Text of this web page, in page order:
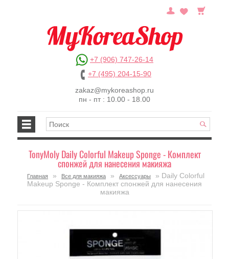
+7 (906) 747-26-14
+7 (495) 204-15-90
zakaz@mykoreashop.ru
пн - пт : 10.00 - 18.00
TonyMoly Daily Colorful Makeup Sponge - Комплект
спонжей для нанесения макияжа
Главная » Все для макияжа » Аксессуары
» Daily Colorful
Makeup Sponge - Комплект спонжей для нанесения
макияжа